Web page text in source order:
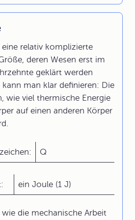
relativ komplizierte
deren Wesen erst im
geklärt werden
man klar definieren: Die
wie viel thermische Energie
auf einen anderen Körper
Q
ein Joule (1 J)
die mechanische Arbeit